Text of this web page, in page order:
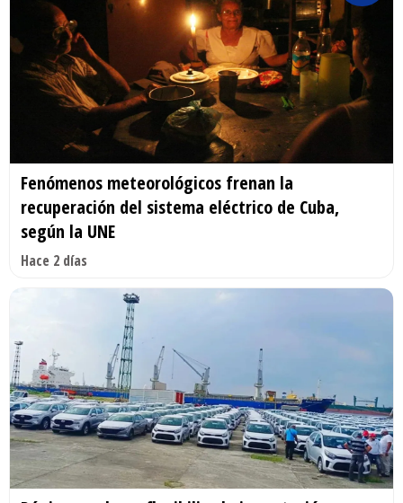
Fenómenos meteorológicos frenan la
recuperación del sistema eléctrico de Cuba,
según la UNE
Hace 2 días